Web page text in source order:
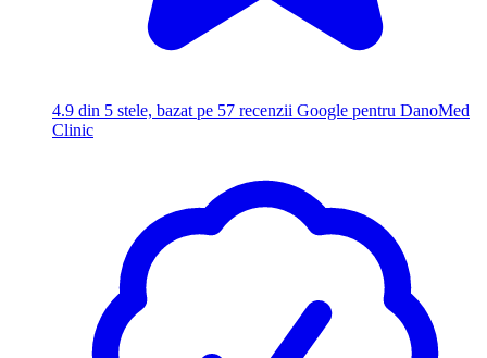
4.9 din 5 stele, bazat pe 57 recenzii Google pentru DanoMed
Clinic